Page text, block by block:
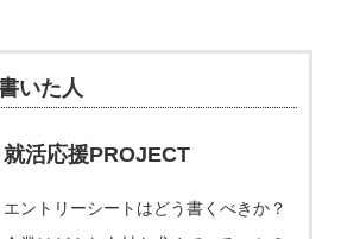
いた人
就活応援PROJECT
エントリーシートはどう書くべきか？